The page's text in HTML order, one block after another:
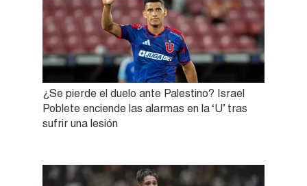
¿Se pierde el duelo ante Palestino? Israel
Poblete enciende las alarmas en la ‘U’ tras
sufrir una lesión